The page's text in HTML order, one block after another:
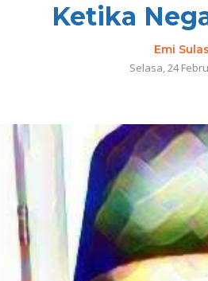
Ketika
Emi
Selasa, 24